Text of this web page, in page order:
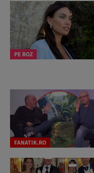
PE ROZ
FANATIK.RO